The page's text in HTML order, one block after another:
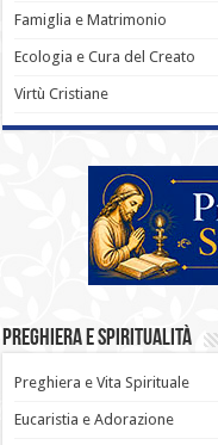
Famiglia e Matrimonio
Ecologia e Cura del Creato
Virtù Cristiane
Preghiera e Spiritualità
Preghiera e Vita Spirituale
Eucaristia e Adorazione